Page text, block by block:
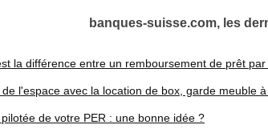
banques-suisse.com, les
la différence entre un remboursement de prêt
l'espace avec la location de box, garde meuble
de votre PER : une bonne idée ?